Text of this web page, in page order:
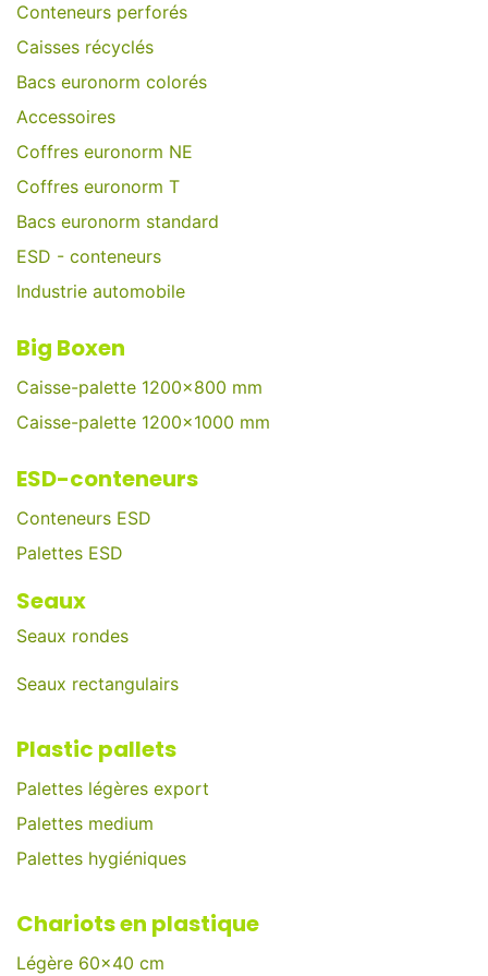
Conteneurs perforés
Caisses récyclés
Bacs euronorm colorés
Accessoires
Coffres euronorm NE
Coffres euronorm T
Bacs euronorm standard
ESD - conteneurs
Industrie automobile
Big Boxen
Caisse-palette 1200x800 mm
Caisse-palette 1200x1000 mm
ESD-conteneurs
Conteneurs ESD
Palettes ESD
Seaux
Seaux rondes
Seaux rectangulairs
Plastic pallets
Palettes légères export
Palettes medium
Palettes hygiéniques
Chariots en plastique
Légère 60x40 cm